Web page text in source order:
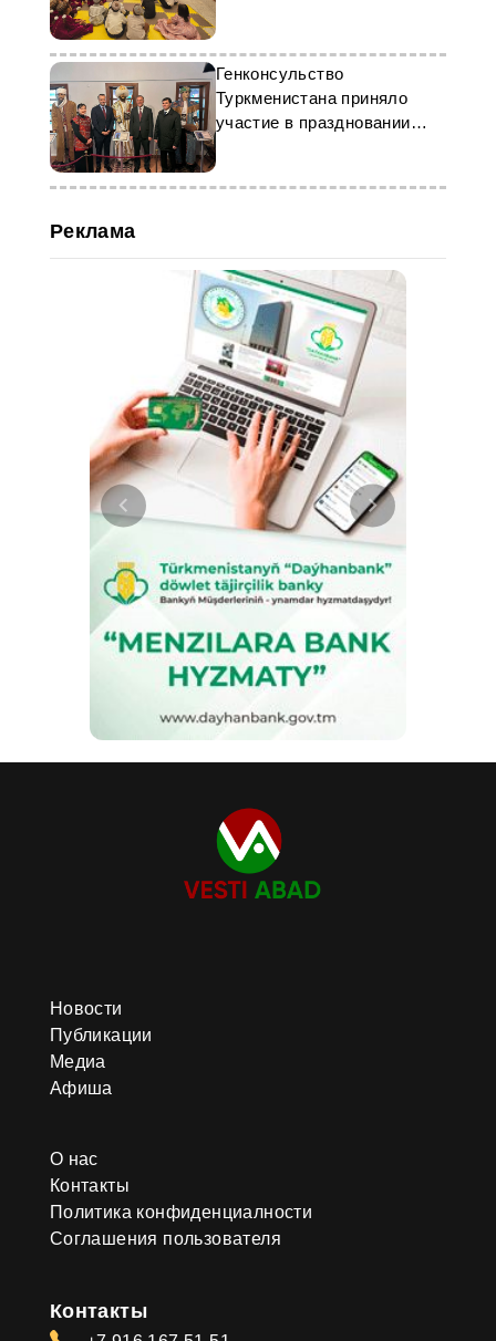
Генконсульство
Туркменистана приняло
участие в праздновании
Новруза в Стамбуле
Реклама
Новости
Публикации
Медиа
Афиша
О нас
Контакты
Политика конфиденциалности
Соглашения пользователя
Контакты